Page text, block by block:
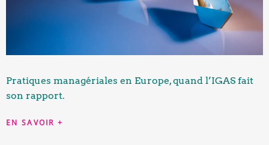
Pratiques managériales en Europe, quand l’IGAS fait
son rapport.
EN SAVOIR +